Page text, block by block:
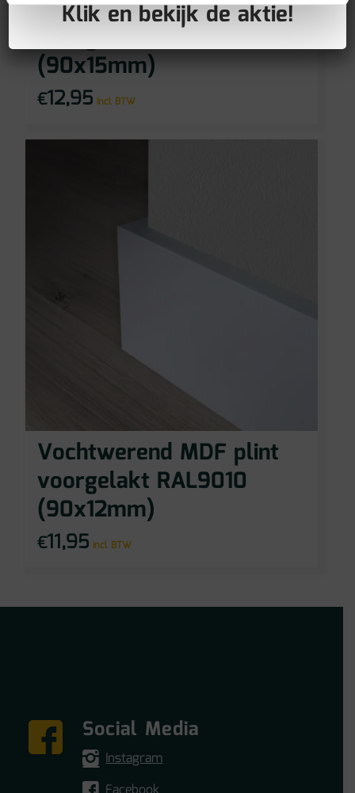
Vochtwerend MDF plint
voorgelakt RAL9016
(90x15mm)
€12,95 incl BTW
Vochtwerend MDF plint
voorgelakt RAL9010
(90x12mm)
€11,95 incl BTW
Social Media
Instagram
Klik en bekijk de aktie!